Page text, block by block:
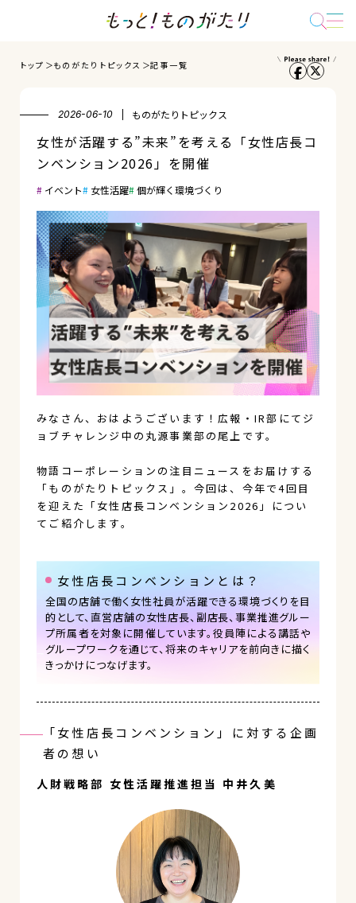
トップ ものがたりトピックス 記事一覧
2026-06-10 ものがたりトピックス
女性が活躍する”未来”を考える「女性店長コ
ンベンション2026」を開催
イベント 女性活躍 個が輝く環境づくり
みなさん、おはようございます！広報・IR部にてジ
ョブチャレンジ中の丸源事業部の尾上です。
物語コーポレーションの注目ニュースをお届けする
「ものがたりトピックス」。今回は、今年で4回目
を迎えた「女性店長コンベンション2026」につい
てご紹介します。
女性店長コンベンションとは？
全国の店舗で働く女性社員が活躍できる環境づくりを目
的として、直営店舗の女性店長、副店長、事業推進グルー
プ所属者を対象に開催しています。役員陣による講話や
グループワークを通じて、将来のキャリアを前向きに描く
きっかけにつなげます。
「女性店長コンベンション」に対する企画
者の想い
人財戦略部 女性活躍推進担当 中井久美